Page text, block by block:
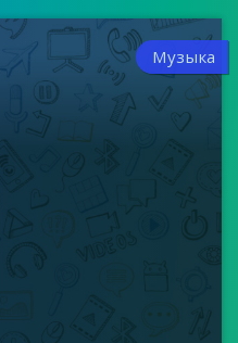
Музыка